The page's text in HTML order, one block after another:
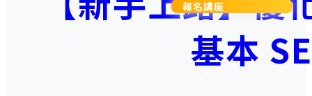
報名講座
基本